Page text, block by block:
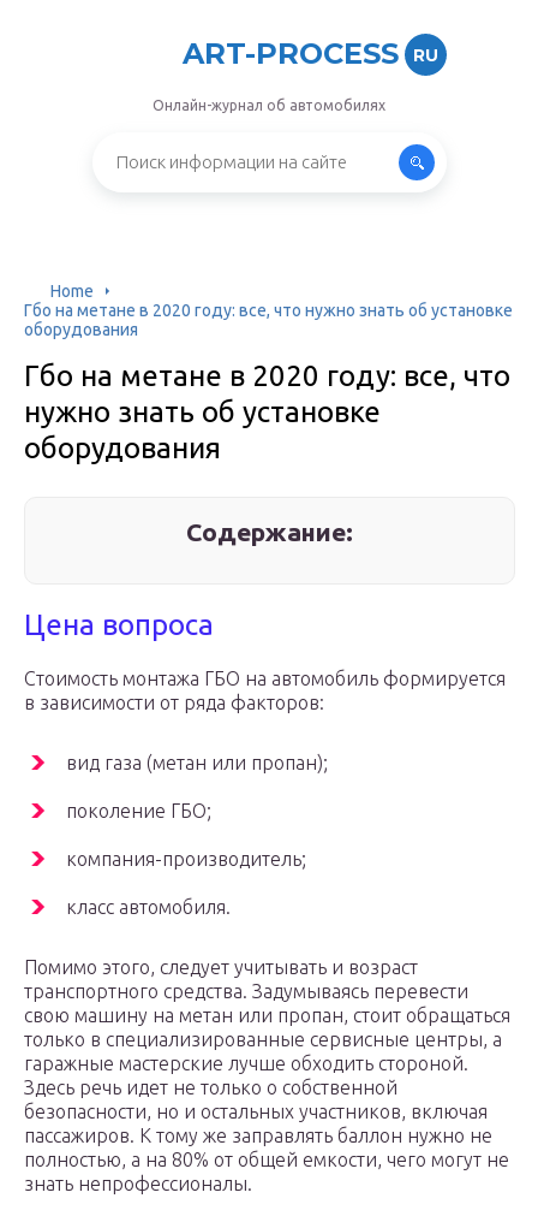
ART-PROCESS RU
Онлайн-журнал об автомобилях
Home
Гбо на метане в 2020 году: все, что нужно знать об установке
оборудования
Гбо на метане в 2020 году: все, что
нужно знать об установке
оборудования
Содержание:
Цена вопроса
Стоимость монтажа ГБО на автомобиль формируется
в зависимости от ряда факторов:
вид газа (метан или пропан);
поколение ГБО;
компания-производитель;
класс автомобиля.
Помимо этого, следует учитывать и возраст
транспортного средства. Задумываясь перевести
свою машину на метан или пропан, стоит обращаться
только в специализированные сервисные центры, а
гаражные мастерские лучше обходить стороной.
Здесь речь идет не только о собственной
безопасности, но и остальных участников, включая
пассажиров. К тому же заправлять баллон нужно не
полностью, а на 80% от общей емкости, чего могут не
знать непрофессионалы.